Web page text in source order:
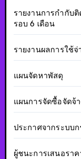
รายงานการกำกับ
รอบ 6 เดือน
รายงานผลการใช้
แผนจัดหาพัสดุ
แผนการจัดซื้อจัดจ้า
ประกาศจากระบบ
ผู้ชนะการเสนอราค